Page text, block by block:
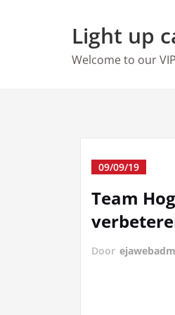
Light up
Welcome to our
09/09/19
Team
Door